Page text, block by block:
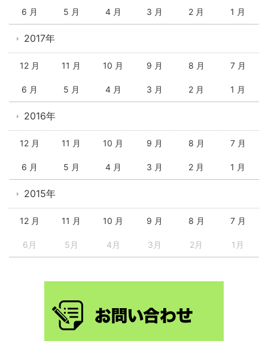
6 月 5 月 4 月 3 月 2 月 1 月
2017年
12 月 11 月 10 月 9 月 8 月 7 月
6 月 5 月 4 月 3 月 2 月 1 月
2016年
12 月 11 月 10 月 9 月 8 月 7 月
6 月 5 月 4 月 3 月 2 月 1 月
2015年
12 月 11 月 10 月 9 月 8 月 7 月
6月 5月 4月 3月 2月 1月